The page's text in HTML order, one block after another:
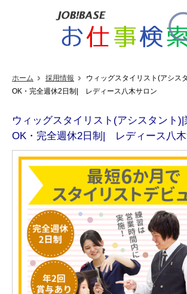
ホーム 採用情報
ウィッグスタイリスト(アシス
OK・完全週休2日制| レディース八木サロン
ウィッグスタイリスト(アシスタント)|
OK・完全週休2日制| レディース八